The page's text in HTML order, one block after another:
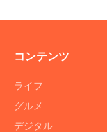
コンテンツ
ライフ
グルメ
デジタル